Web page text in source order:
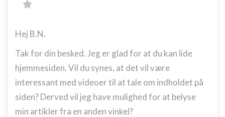
Hej B.N.
Tak for din besked. Jeg er glad for at du kan lide
hjemmesiden. Vil du synes, at det vil være
interessant med videoer til at tale om indholdet på
siden? Derved vil jeg have mulighed for at belyse
min artikler fra en anden vinkel?